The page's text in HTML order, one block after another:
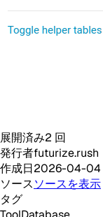
展開済み2 回
発行者futurize.rush
作成日2026-04-04
ソースソースを表示
タグ